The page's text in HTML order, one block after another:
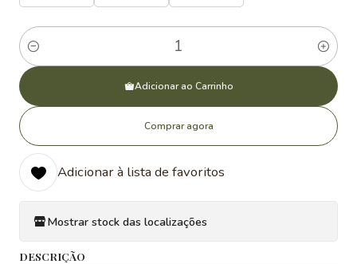
Quantidade
Adicionar ao Carrinho
Comprar agora
Adicionar à lista de favoritos
Mostrar stock das localizações
DESCRIÇÃO